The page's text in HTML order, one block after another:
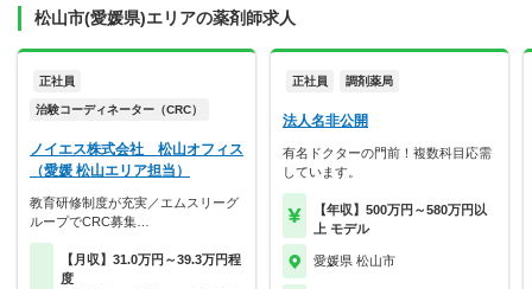
松山市(愛媛県)エリアの薬剤師求人
正社員
治験コーディネーター（CRC）
ノイエス株式会社 松山オフィス
（愛媛 松山エリア担当）
教育研修制度が充実／エムスリーグ
ループでCRC募集…
【月収】31.0万円～39.3万円程
度
正社員 調剤薬局
法人名非公開
有名ドクターの門前！複数科目応需
しています。
【年収】500万円～580万円以
上 モデル
愛媛県 松山市